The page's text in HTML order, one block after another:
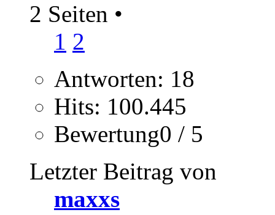
2 Seiten •
1 2
Antworten: 18
Hits: 100.445
Bewertung0 / 5
Letzter Beitrag von
maxxs